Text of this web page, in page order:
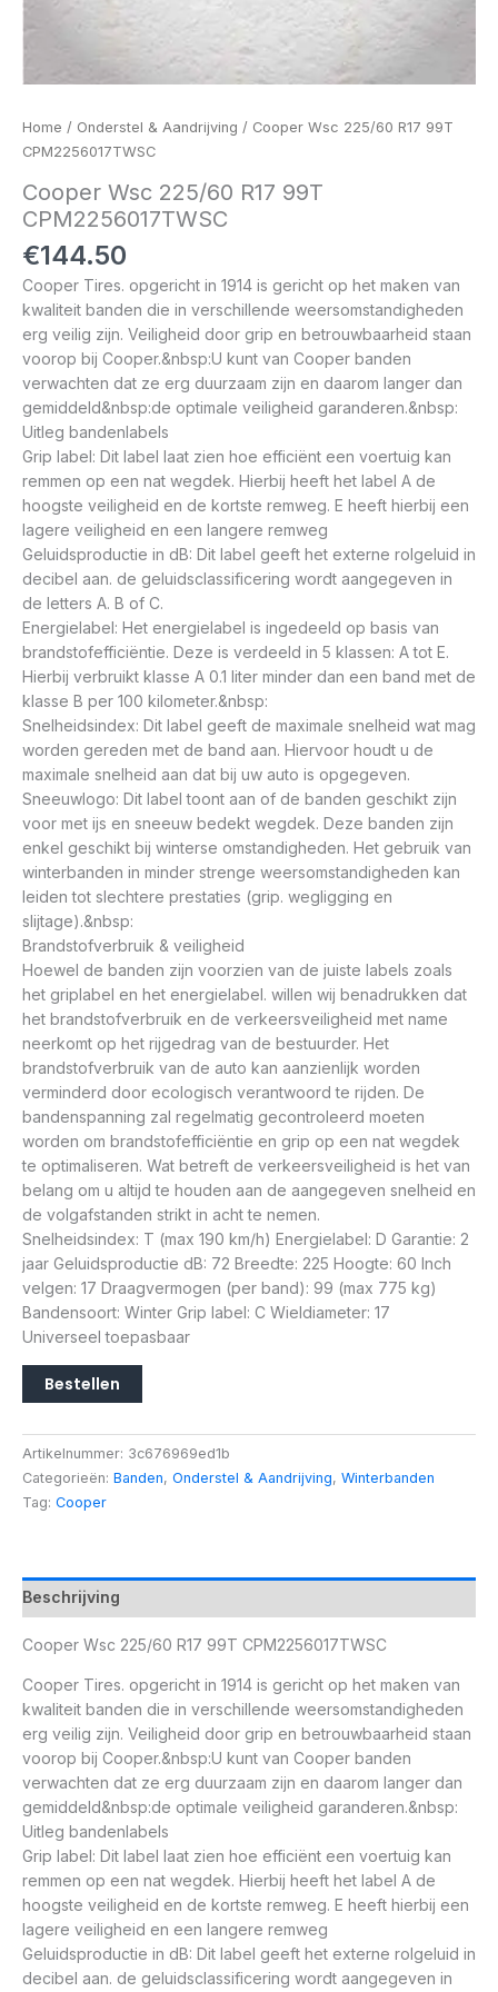
Home / Onderstel & Aandrijving / Cooper Wsc 225/60 R17 99T
CPM2256017TWSC
Cooper Wsc 225/60 R17 99T
CPM2256017TWSC
€144.50
Cooper Tires. opgericht in 1914 is gericht op het maken van
kwaliteit banden die in verschillende weersomstandigheden
erg veilig zijn. Veiligheid door grip en betrouwbaarheid staan
voorop bij Cooper.&nbsp:U kunt van Cooper banden
verwachten dat ze erg duurzaam zijn en daarom langer dan
gemiddeld&nbsp:de optimale veiligheid garanderen.&nbsp:
Uitleg bandenlabels
Grip label: Dit label laat zien hoe efficiënt een voertuig kan
remmen op een nat wegdek. Hierbij heeft het label A de
hoogste veiligheid en de kortste remweg. E heeft hierbij een
lagere veiligheid en een langere remweg
Geluidsproductie in dB: Dit label geeft het externe rolgeluid in
decibel aan. de geluidsclassificering wordt aangegeven in
de letters A. B of C.
Energielabel: Het energielabel is ingedeeld op basis van
brandstofefficiëntie. Deze is verdeeld in 5 klassen: A tot E.
Hierbij verbruikt klasse A 0.1 liter minder dan een band met de
klasse B per 100 kilometer.&nbsp:
Snelheidsindex: Dit label geeft de maximale snelheid wat mag
worden gereden met de band aan. Hiervoor houdt u de
maximale snelheid aan dat bij uw auto is opgegeven.
Sneeuwlogo: Dit label toont aan of de banden geschikt zijn
voor met ijs en sneeuw bedekt wegdek. Deze banden zijn
enkel geschikt bij winterse omstandigheden. Het gebruik van
winterbanden in minder strenge weersomstandigheden kan
leiden tot slechtere prestaties (grip. wegligging en
slijtage).&nbsp:
Brandstofverbruik & veiligheid
Hoewel de banden zijn voorzien van de juiste labels zoals
het griplabel en het energielabel. willen wij benadrukken dat
het brandstofverbruik en de verkeersveiligheid met name
neerkomt op het rijgedrag van de bestuurder. Het
brandstofverbruik van de auto kan aanzienlijk worden
verminderd door ecologisch verantwoord te rijden. De
bandenspanning zal regelmatig gecontroleerd moeten
worden om brandstofefficiëntie en grip op een nat wegdek
te optimaliseren. Wat betreft de verkeersveiligheid is het van
belang om u altijd te houden aan de aangegeven snelheid en
de volgafstanden strikt in acht te nemen.
Snelheidsindex: T (max 190 km/h) Energielabel: D Garantie: 2
jaar Geluidsproductie dB: 72 Breedte: 225 Hoogte: 60 Inch
velgen: 17 Draagvermogen (per band): 99 (max 775 kg)
Bandensoort: Winter Grip label: C Wieldiameter: 17
Universeel toepasbaar
Bestellen
Artikelnummer: 3c676969ed1b
Categorieën: Banden, Onderstel & Aandrijving, Winterbanden
Tag: Cooper
Beschrijving
Cooper Wsc 225/60 R17 99T CPM2256017TWSC
Cooper Tires. opgericht in 1914 is gericht op het maken van
kwaliteit banden die in verschillende weersomstandigheden
erg veilig zijn. Veiligheid door grip en betrouwbaarheid staan
voorop bij Cooper.&nbsp:U kunt van Cooper banden
verwachten dat ze erg duurzaam zijn en daarom langer dan
gemiddeld&nbsp:de optimale veiligheid garanderen.&nbsp:
Uitleg bandenlabels
Grip label: Dit label laat zien hoe efficiënt een voertuig kan
remmen op een nat wegdek. Hierbij heeft het label A de
hoogste veiligheid en de kortste remweg. E heeft hierbij een
lagere veiligheid en een langere remweg
Geluidsproductie in dB: Dit label geeft het externe rolgeluid in
decibel aan. de geluidsclassificering wordt aangegeven in